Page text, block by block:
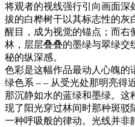
将观者的视线强行引向画面深
拔的白桦树干以其标志性的灰
醒目，成为视觉的锚点；而右
林，层层叠叠的墨绿与翠绿交
秘的纵深感。
色彩是这幅作品最动人心魄的
绿色系 – – 从受光处那明亮得
那沉静如水的蓝绿和墨绿。这
现了阳光穿过林间时那种斑驳
一种呼吸般的律动。光线并非